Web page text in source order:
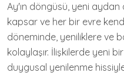
Ay'ın döngüsü, yeni
kapsar ve her bir evre
döneminde, yeniliklere ve
kolaylaşır. İlişkilerde yeni
duygusal yenilenme